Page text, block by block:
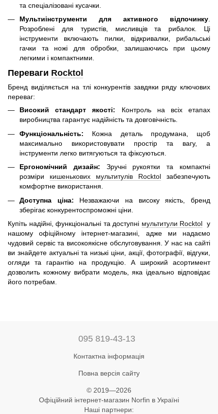
та спеціалізовані кусачки.
Мультиінструменти для активного відпочинку
Розроблені для туристів, мисливців та рибалок. Ці
інструменти включають пилки, відкривалки, рибальські
гачки та ножі для обробки, залишаючись при цьому
легкими і компактними.
Переваги Rocktol
Бренд виділяється на тлі конкурентів завдяки ряду ключових
переваг:
Високий стандарт якості: Контроль на всіх етапах
виробництва гарантує надійність та довговічність.
Функціональність: Кожна деталь продумана, щоб
максимально використовувати простір та вагу, а
інструменти легко витягуються та фіксуються.
Ергономічний дизайн: Зручні рукоятки та компактні
розміри кишенькових мультитулів Rocktol забезпечують
комфортне використання.
Доступна ціна: Незважаючи на високу якість, бренд
зберігає конкурентоспроможні ціни.
Купіть надійні, функціональні та доступні мультитули Rocktol у
нашому офіційному інтернет-магазині, адже ми надаємо
чудовий сервіс та високоякісне обслуговування. У нас на сайті
ви знайдете актуальні та низькі ціни, акції, фотографії, відгуки,
огляди та гарантію на продукцію. А широкий асортимент
дозволить кожному вибрати модель, яка ідеально відповідає
його потребам.
095 819-43-13
Контактна інформація
Повна версія сайту
© 2019—2026
Офіційний інтернет-магазин Norfin в Україні
Наші партнери: